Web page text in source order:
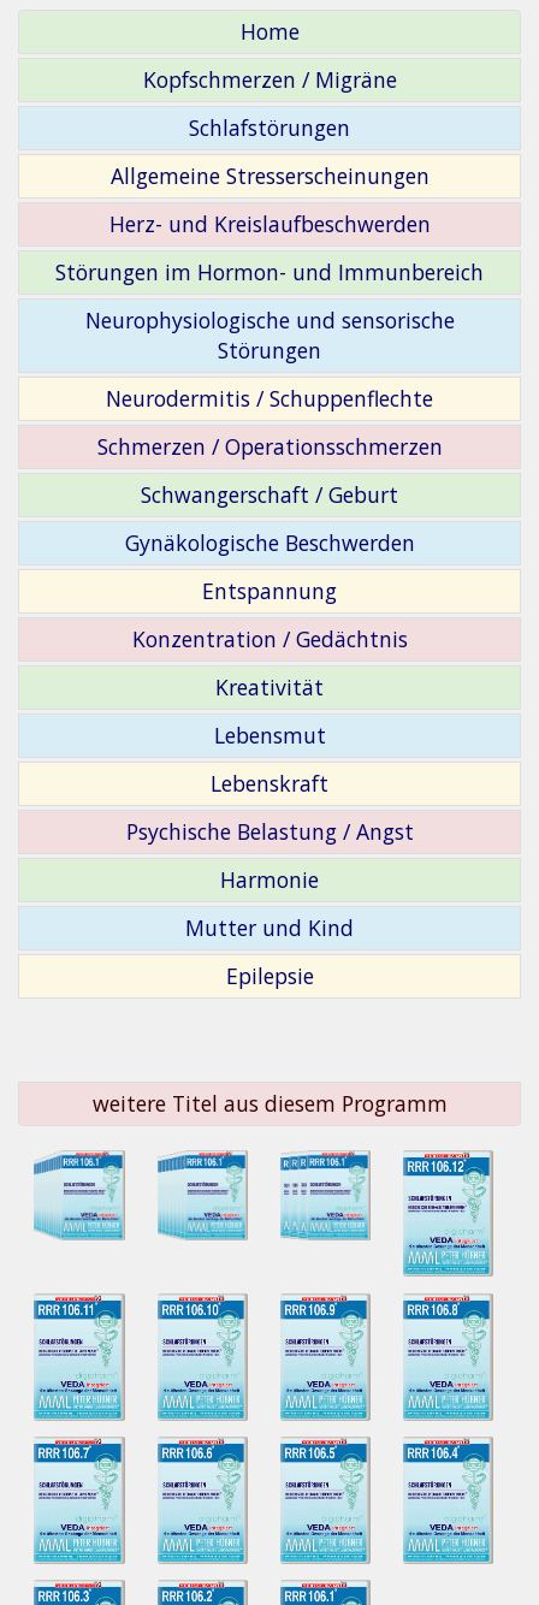
Home
Kopfschmerzen / Migräne
Schlafstörungen
Allgemeine Stresserscheinungen
Herz- und Kreislaufbeschwerden
Störungen im Hormon- und Immunbereich
Neurophysiologische und sensorische
Störungen
Neurodermitis / Schuppenflechte
Schmerzen / Operationsschmerzen
Schwangerschaft / Geburt
Gynäkologische Beschwerden
Entspannung
Konzentration / Gedächtnis
Kreativität
Lebensmut
Lebenskraft
Psychische Belastung / Angst
Harmonie
Mutter und Kind
Epilepsie
weitere Titel aus diesem Programm